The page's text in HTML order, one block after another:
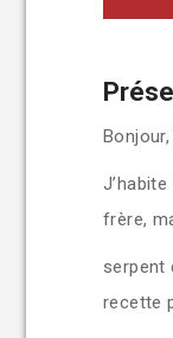
frère,
serpent
recette